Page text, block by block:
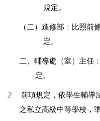
規定。
（二）進修部：比照前
定。
二、輔導處（室）主任
定。
2 前項規定，依學生輔導
之私立高級中等學校，